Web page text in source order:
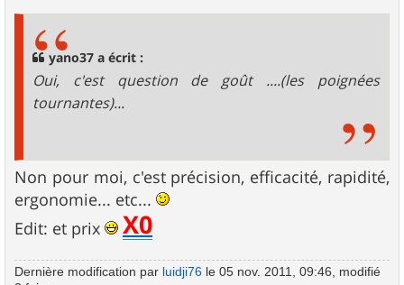
yano37 a écrit :
Oui, c'est question de goût ....(les poignées
tournantes)...
Non pour moi, c'est précision, efficacité, rapidité,
ergonomie... etc...
Edit: et prix
X0
Dernière modification par luidji76 le 05 nov. 2011, 09:46, modifié